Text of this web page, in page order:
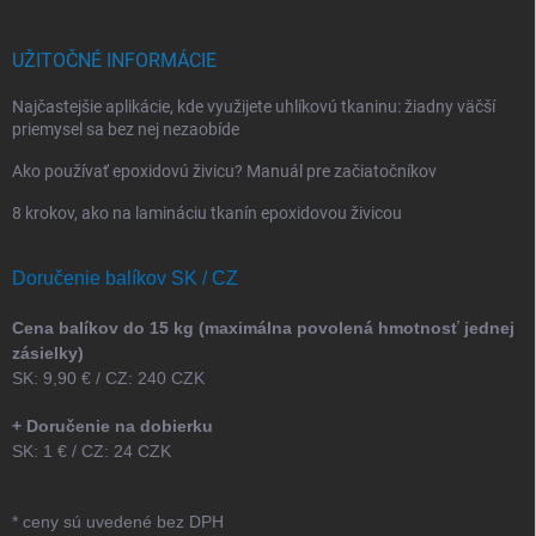
UŽITOČNÉ INFORMÁCIE
Najčastejšie aplikácie, kde využijete uhlíkovú tkaninu: žiadny väčší
priemysel sa bez nej nezaobíde
Ako používať epoxidovú živicu? Manuál pre začiatočníkov
8 krokov, ako na lamináciu tkanín epoxidovou živicou
Doručenie balíkov SK / CZ
Cena balíkov do 15 kg (maximálna povolená hmotnosť jednej
zásielky)
SK: 9,90 € / CZ: 240 CZK
+ Doručenie na dobierku
SK: 1 € / CZ: 24 CZK
* ceny sú uvedené bez DPH